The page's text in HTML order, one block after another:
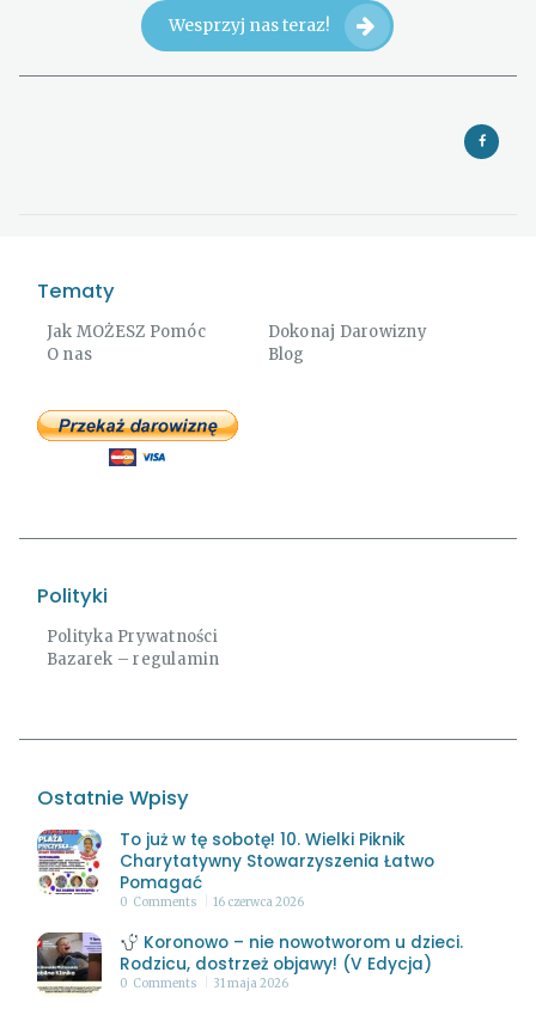
Wesprzyj nas teraz!
Tematy
Jak MOŻESZ Pomóc
Dokonaj Darowizny
O nas
Blog
Polityki
Polityka Prywatności
Bazarek – regulamin
Ostatnie Wpisy
To już w tę sobotę! 10. Wielki Piknik
Charytatywny Stowarzyszenia Łatwo
Pomagać
0 Comments 16 czerwca 2026
Koronowo – nie nowotworom u dzieci.
Rodzicu, dostrzeż objawy! (V Edycja)
0 Comments 31 maja 2026